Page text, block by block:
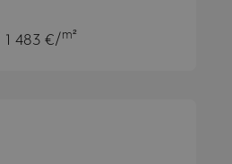
483 €/ m²